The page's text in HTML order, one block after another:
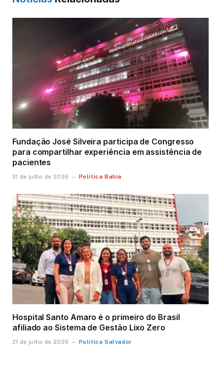
Fundação José Silveira participa de Congresso
para compartilhar experiência em assistência de
pacientes
31 de julho de 2026 Política Bahia
Hospital Santo Amaro é o primeiro do Brasil
afiliado ao Sistema de Gestão Lixo Zero
21 de julho de 2026 Política Salvador